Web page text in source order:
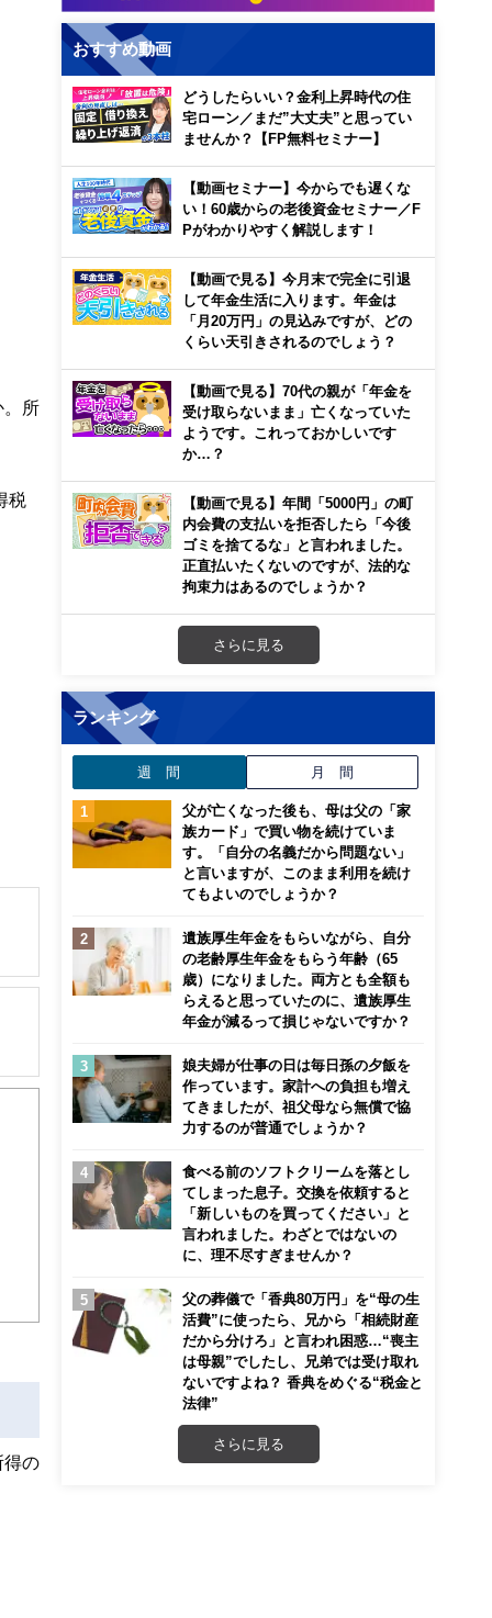
。所
税
き
ナ
得の
おすすめ動画
どうしたらいい？金利上昇時代の住
宅ローン／まだ”大丈夫”と思ってい
ませんか？【FP無料セミナー】
【動画セミナー】今からでも遅くな
い！60歳からの老後資金セミナー／F
Pがわかりやすく解説します！
【動画で見る】今月末で完全に引退
して年金生活に入ります。年金は
「月20万円」の見込みですが、どの
くらい天引きされるのでしょう？
【動画で見る】70代の親が「年金を
受け取らないまま」亡くなっていた
ようです。これっておかしいです
か…？
【動画で見る】年間「5000円」の町
内会費の支払いを拒否したら「今後
ゴミを捨てるな」と言われました。
正直払いたくないのですが、法的な
拘束力はあるのでしょうか？
さらに見る
ランキング
週 間 月 間
父が亡くなった後も、母は父の「家
族カード」で買い物を続けていま
す。「自分の名義だから問題ない」
と言いますが、このまま利用を続け
てもよいのでしょうか？
遺族厚生年金をもらいながら、自分
の老齢厚生年金をもらう年齢（65
歳）になりました。両方とも全額も
らえると思っていたのに、遺族厚生
年金が減るって損じゃないですか？
娘夫婦が仕事の日は毎日孫の夕飯を
作っています。家計への負担も増え
てきましたが、祖父母なら無償で協
力するのが普通でしょうか？
食べる前のソフトクリームを落とし
てしまった息子。交換を依頼すると
「新しいものを買ってください」と
言われました。わざとではないの
に、理不尽すぎませんか？
父の葬儀で「香典80万円」を“母の生
活費”に使ったら、兄から「相続財産
だから分けろ」と言われ困惑…“喪主
は母親”でしたし、兄弟では受け取れ
ないですよね？ 香典をめぐる“税金と
法律”
さらに見る